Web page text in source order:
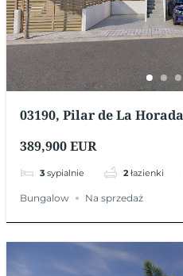
03190, Pilar de La
389,900 EUR
3 sypialnie 2 łazienki
Bungalow Na sprzedaż